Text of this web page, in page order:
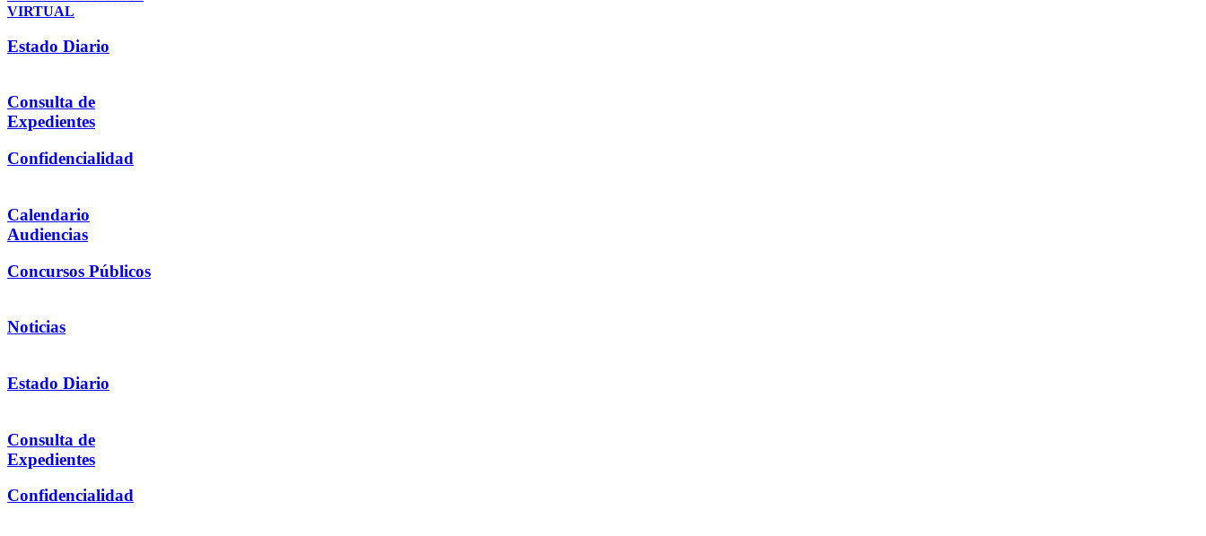
VIRTUAL
Estado Diario
Consulta de
Expedientes
Confidencialidad
Calendario
Audiencias
Concursos Públicos
Noticias
Estado Diario
Consulta de
Expedientes
Confidencialidad